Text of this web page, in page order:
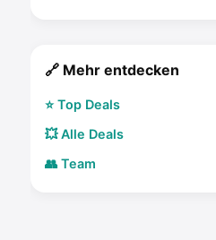
🔗 Mehr entdecken
⭐ Top Deals
💥 Alle Deals
👥 Team